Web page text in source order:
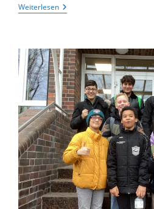
WeiterlesenComputermuseum
Und
8b
Und
8c
Auf
Klassenfahrt
In
Oldenburg